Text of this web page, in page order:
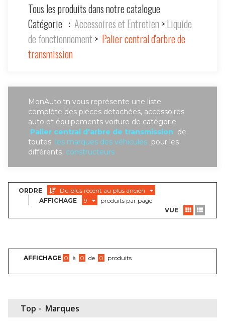
Tous les produits dans notre catalogue
Catégorie : Accessoires et Entretien >Liquide
de fonctionnement> Palier central d'arbre de
transmission
MonAuto.tn vous représente une liste
complète des piéces detachées, accessoires
auto et équipements voiture de catégorie
Palier central d'arbre de transmission de
toutes les marques des véhicules pour les
différents constructeurs
ORDRE
Du plus récent au plus ancien
AFFICHAGE
9
produits par page
VUE
AFFICHAGE 0 à 0 de 0 produits
Top - Marques